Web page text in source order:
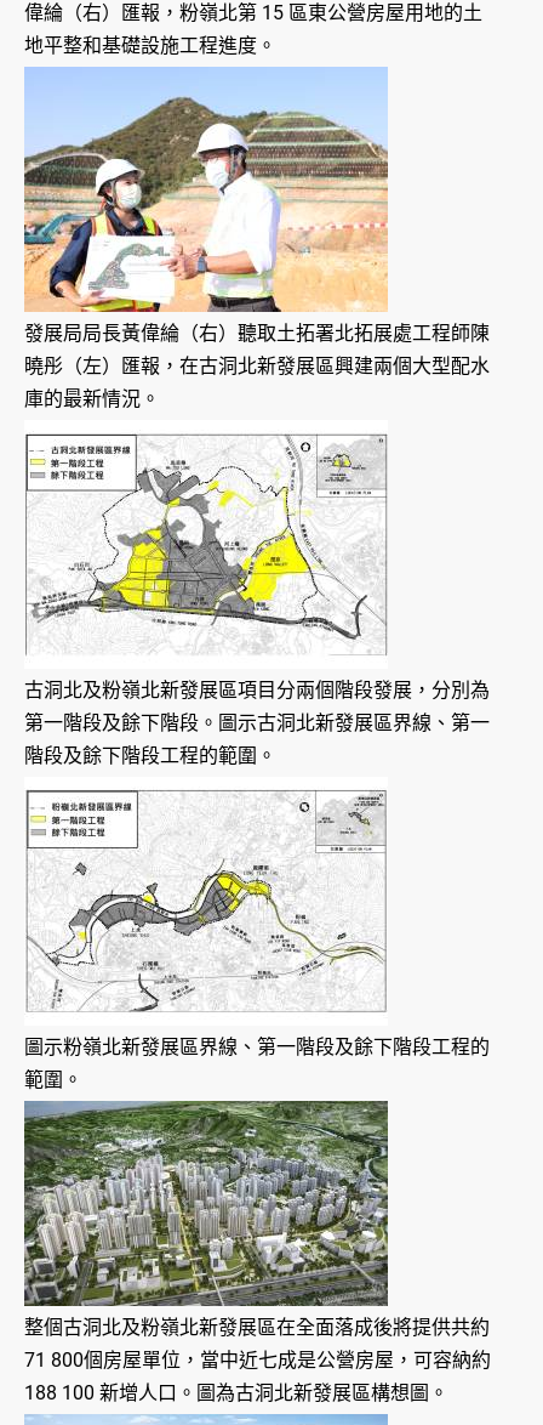
偉綸（右）匯報，粉嶺北第 15 區東公營房屋用地的土
地平整和基礎設施工程進度。
發展局局長黃偉綸（右）聽取土拓署北拓展處工程師陳
曉彤（左）匯報，在古洞北新發展區興建兩個大型配水
庫的最新情況。
古洞北及粉嶺北新發展區項目分兩個階段發展，分別為
第一階段及餘下階段。圖示古洞北新發展區界線、第一
階段及餘下階段工程的範圍。
圖示粉嶺北新發展區界線、第一階段及餘下階段工程的
範圍。
整個古洞北及粉嶺北新發展區在全面落成後將提供共約
71 800個房屋單位，當中近七成是公營房屋，可容納約
188 100 新增人口。圖為古洞北新發展區構想圖。